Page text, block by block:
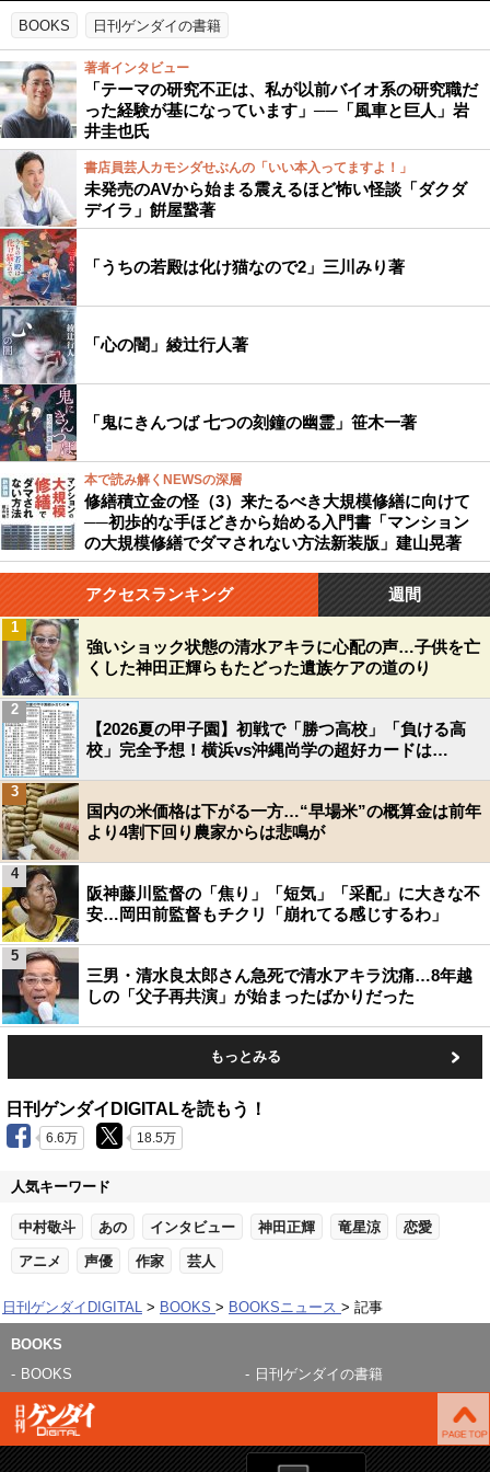
BOOKS 日刊ゲンダイの書籍
著者インタビュー
「テーマの研究不正は、私が以前バイオ系の研究職だ
った経験が基になっています」──「風車と巨人」岩
井圭也氏
書店員芸人カモシダせぶんの「いい本入ってますよ！」
未発売のAVから始まる震えるほど怖い怪談「ダクダ
デイラ」餠屋䖸著
「うちの若殿は化け猫なので2」三川みり著
「心の闇」綾辻行人著
「鬼にきんつば 七つの刻鐘の幽霊」笹木一著
本で読み解くNEWSの深層
修繕積立金の怪（3）来たるべき大規模修繕に向けて
──初歩的な手ほどきから始める入門書「マンション
の大規模修繕でダマされない方法新装版」建山晃著
アクセスランキング 週間
強いショック状態の清水アキラに心配の声…子供を亡
くした神田正輝らもたどった遺族ケアの道のり
1
【2026夏の甲子園】初戦で「勝つ高校」「負ける高
校」完全予想！横浜vs沖縄尚学の超好カードは…
2
国内の米価格は下がる一方…“早場米”の概算金は前年
より4割下回り農家からは悲鳴が
3
阪神藤川監督の「焦り」「短気」「采配」に大きな不
安…岡田前監督もチクリ「崩れてる感じするわ」
4
三男・清水良太郎さん急死で清水アキラ沈痛…8年越
しの「父子再共演」が始まったばかりだった
5
もっとみる
日刊ゲンダイDIGITALを読もう！
6.6万 18.5万
人気キーワード
中村敬斗 あの インタビュー 神田正輝 竜星涼 恋愛
アニメ 声優 作家 芸人
日刊ゲンダイDIGITAL BOOKS BOOKSニュース 記事
BOOKS
BOOKS
日刊ゲンダイの書籍